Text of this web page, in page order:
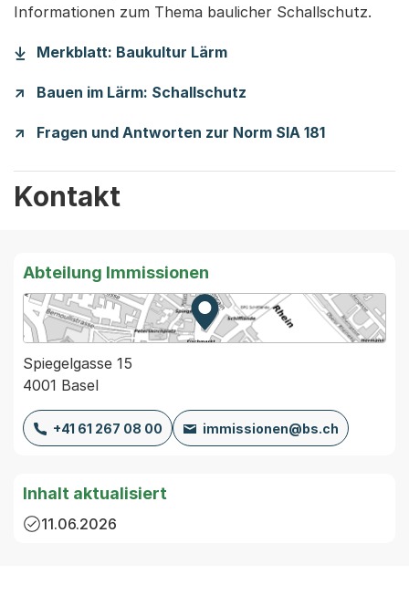
Informationen zum Thema baulicher Schallschutz.
Merkblatt: Baukultur Lärm
Bauen im Lärm: Schallschutz
Fragen und Antworten zur Norm SIA 181
Kontakt
Abteilung Immissionen
Zur Karte von MapBS.
Externer Link, wird in einem
Spiegelgasse 15
4001 Basel
+41 61 267 08 00 immissionen@bs.ch
Inhalt aktualisiert
11.06.2026